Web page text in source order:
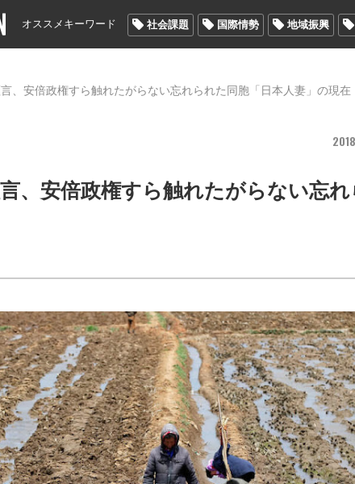
オススメキーワード 社会課題 国際情勢 地域振興
、安倍政権すら触れたがらない忘れられた同胞「日本人妻」の現在
2018
、安倍政権すら触れたがらない忘